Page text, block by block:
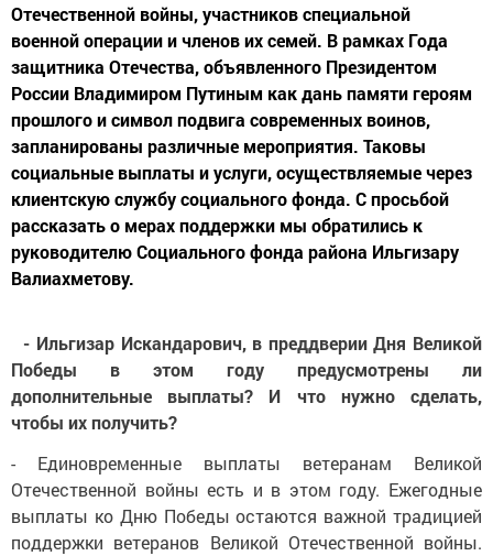
Отечественной войны, участников специальной
военной операции и членов их семей. В рамках Года
защитника Отечества, объявленного Президентом
России Владимиром Путиным как дань памяти героям
прошлого и символ подвига современных воинов,
запланированы различные мероприятия. Таковы
социальные выплаты и услуги, осуществляемые через
клиентскую службу социального фонда. С просьбой
рассказать о мерах поддержки мы обратились к
руководителю Социального фонда района Ильгизару
Валиахметову.
- Ильгизар Искандарович, в преддверии Дня Великой
Победы в этом году предусмотрены ли
дополнительные выплаты? И что нужно сделать,
чтобы их получить?
- Единовременные выплаты ветеранам Великой
Отечественной войны есть и в этом году. Ежегодные
выплаты ко Дню Победы остаются важной традицией
поддержки ветеранов Великой Отечественной войны.